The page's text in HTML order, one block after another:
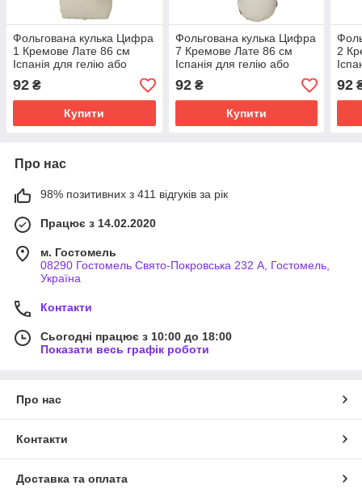
Фольгована кулька Цифра
1 Кремове Лате 86 см
Іспанія для гелію або
повітря Slim Matte Creamy
Latte 34"
92 ₴
Купити
Фольгована кулька Цифра
7 Кремове Лате 86 см
Іспанія для гелію або
повітря Slim Matte Creamy
Latte 34"
92₴
Купити
2
92
Про нас
98% позитивних з 411 відгуків за рік
Працює з 14.02.2020
м. Гостомель
08290 Гостомель Свято-Покровська 232 А, Гостомель,
Україна
Контакти
Сьогодні працює з 10:00 до 18:00
Показати весь графік роботи
Про нас
Контакти
Доставка та оплата